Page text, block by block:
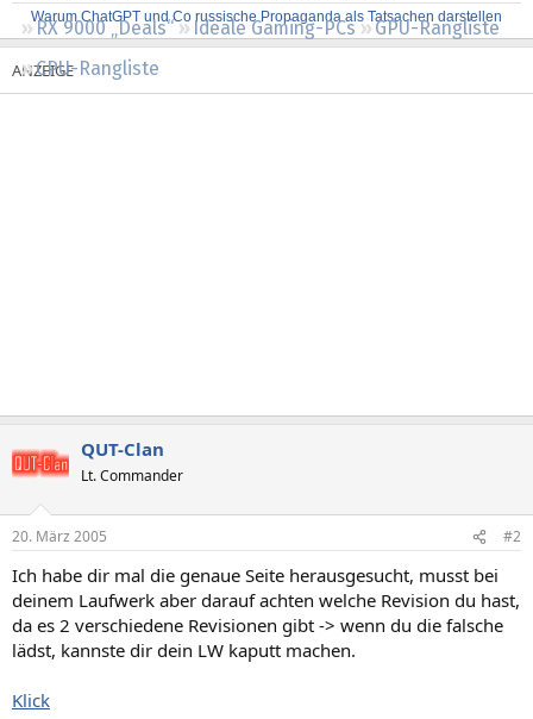
RX 9000 „Deals“
Ideale Gaming-PCs
GPU-Rangliste
CPU-Rangliste
Warum ChatGPT und Co russische Propaganda als Tatsachen darstellen
QUT-Clan
Lt. Commander
20. März 2005 #2
Ich habe dir mal die genaue Seite herausgesucht, musst bei
deinem Laufwerk aber darauf achten welche Revision du hast,
da es 2 verschiedene Revisionen gibt -> wenn du die falsche
lädst, kannste dir dein LW kaputt machen.
Klick